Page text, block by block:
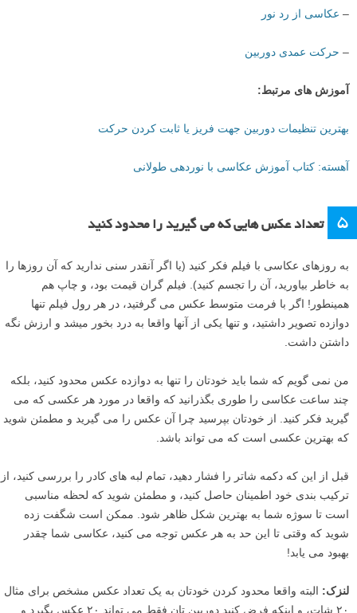
از طرف دیگر، یک سرعت شاتر طولانی (یا آهسته) می تواند منجر به
آزمایش هایی شود که حرکت را در تصویر شما نشان می دهند. با تنظیم
ها را امتحان و تمرین کنید:
–پنینگ
–عکاسی از رد نور
–حرکت عمدی دوربین
آموزش های مرتبط:
آهسته: کتاب آموزش عکاسی با نوردهی طولانی
۵ تعداد عکس هایی که می گیرید را محدود کنید
به روزهای عکاسی با فیلم فکر کنید (یا اگر آنقدر سنی ندارید که آن روزها را